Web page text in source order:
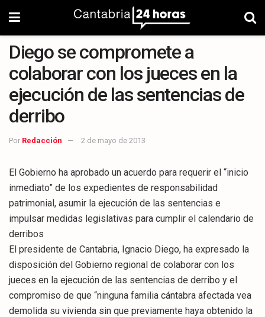
Diego se compromete a
colaborar con los jueces en la
ejecución de las sentencias de
derribo
Por Redacción 2 de mayo de 2013
El Gobierno ha aprobado un acuerdo para requerir el “inicio
inmediato” de los expedientes de responsabilidad
patrimonial, asumir la ejecución de las sentencias e
impulsar medidas legislativas para cumplir el calendario de
derribos
El presidente de Cantabria, Ignacio Diego, ha expresado la
disposición del Gobierno regional de colaborar con los
jueces en la ejecución de las sentencias de derribo y el
compromiso de que “ninguna familia cántabra afectada vea
demolida su vivienda sin que previamente haya obtenido la